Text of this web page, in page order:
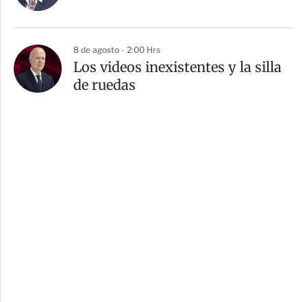
8 de agosto - 2:00 Hrs
Los videos inexistentes y la silla
de ruedas